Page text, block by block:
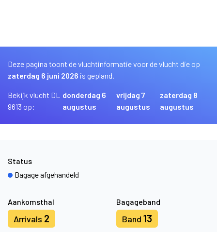
Deze pagina toont de vluchtinformatie voor de vlucht die op
zaterdag 6 juni 2026 is gepland.
Bekijk vlucht DL
9613 op:
donderdag 6
augustus
vrijdag 7
augustus
zaterdag 8
augustus
Aankomsthal
Arrivals 2
Bagageband
Band 13
Status
Bagage afgehandeld